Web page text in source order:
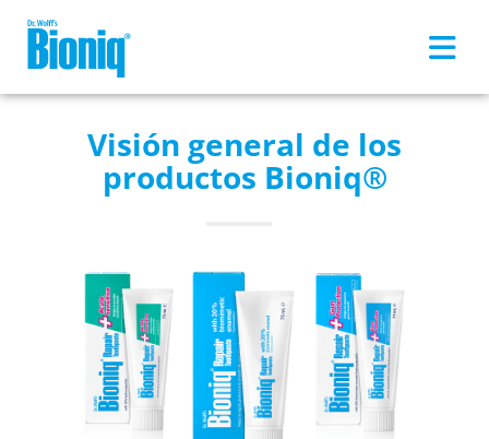
Visión general de los
productos Bioniq®